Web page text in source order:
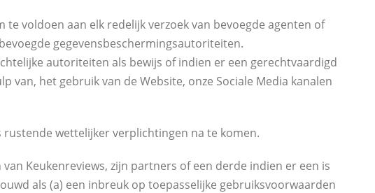
voldoen aan elk redelijk verzoek van bevoegde agenten of
gegevensbeschermingsautoriteiten.
autoriteiten als bewijs of indien er een gerechtvaardigd
het gebruik van de Website, onze Sociale Media kanalen
wettelijker verplichtingen na te komen.
Keukenreviews, zijn partners of een derde indien er een is
als (a) een inbreuk op toepasselijke gebruiksvoorwaarden